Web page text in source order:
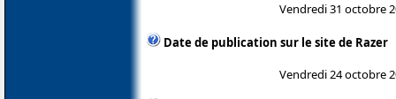
Vendredi 31 octobre
Date de publication sur le site de Razer
Vendredi 24 octobre